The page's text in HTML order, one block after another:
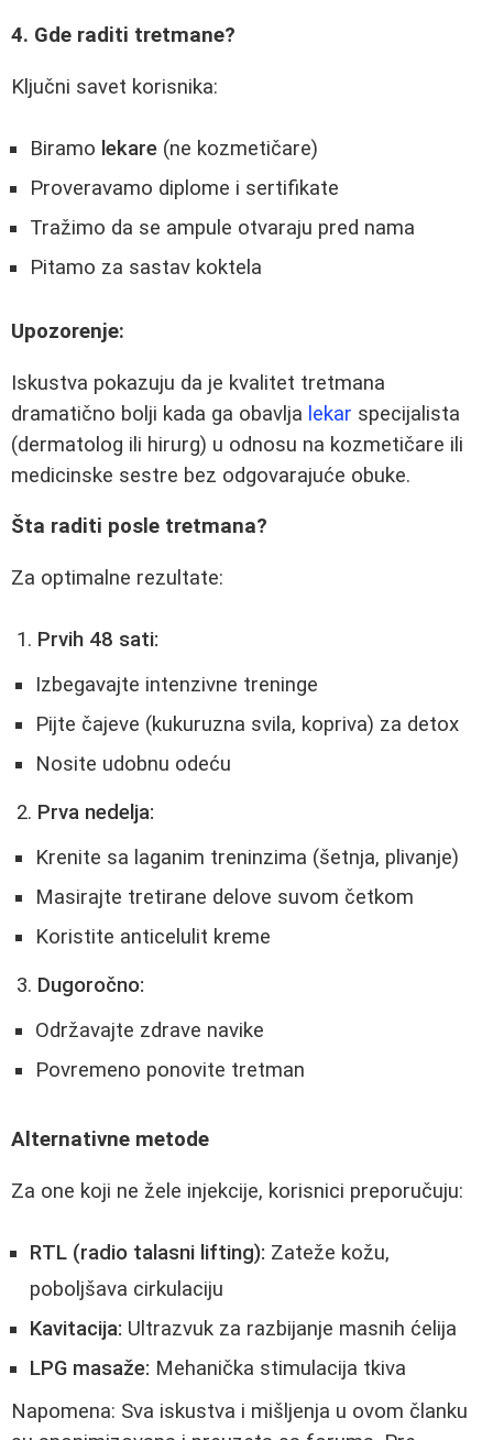
4. Gde raditi tretmane?
Ključni savet korisnika:
Biramo lekare (ne kozmetičare)
Proveravamo diplome i sertifikate
Tražimo da se ampule otvaraju pred nama
Pitamo za sastav koktela
Upozorenje:
Iskustva pokazuju da je kvalitet tretmana
dramatično bolji kada ga obavlja lekar specijalista
(dermatolog ili hirurg) u odnosu na kozmetičare ili
medicinske sestre bez odgovarajuće obuke.
Šta raditi posle tretmana?
Za optimalne rezultate:
Prvih 48 sati:
Izbegavajte intenzivne treninge
Pijte čajeve (kukuruzna svila, kopriva) za detox
Nosite udobnu odeću
Prva nedelja:
Krenite sa laganim treninzima (šetnja, plivanje)
Masirajte tretirane delove suvom četkom
Koristite anticelulit kreme
Dugoročno:
Održavajte zdrave navike
Povremeno ponovite tretman
Alternativne metode
Za one koji ne žele injekcije, korisnici preporučuju:
RTL (radio talasni lifting): Zateže kožu,
poboljšava cirkulaciju
Kavitacija: Ultrazvuk za razbijanje masnih ćelija
LPG masaže: Mehanička stimulacija tkiva
Napomena: Sva iskustva i mišljenja u ovom članku